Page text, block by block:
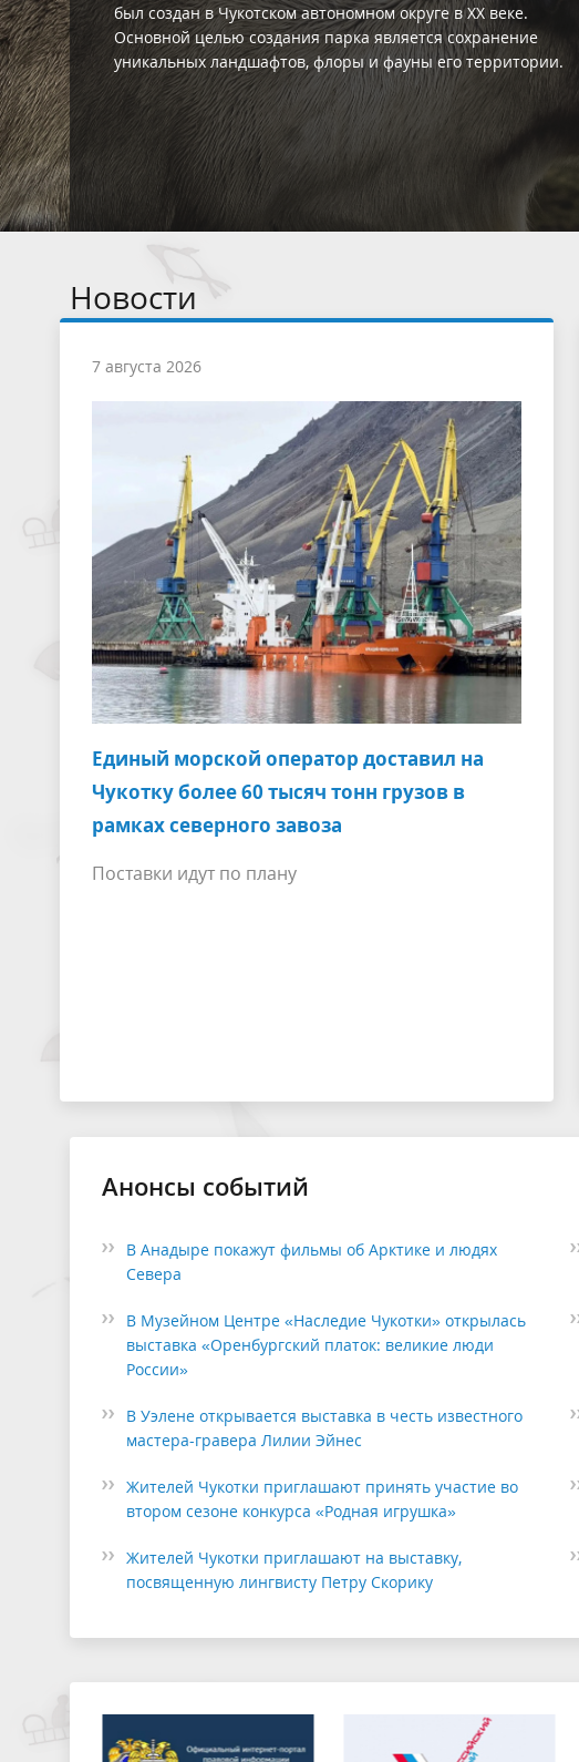
крупнейшее на северо-востоке России озеро. Его
ценность заключается как в красоте, так и в уникальности
происхождения и видового состава фауны озера и флоры
окружающих ландшафтов. Именно с целью их охраны на
данной территории в 2015 году был создан
государственный природный заказник.
Новости
7 августа 2026
Единый морской оператор доставил на
Чукотку более 60 тысяч тонн грузов в
рамках северного завоза
Поставки идут по плану
Анонсы событий
В Анадыре покажут фильмы об Арктике и людях
Севера
В Музейном Центре «Наследие Чукотки» открылась
выставка «Оренбургский платок: великие люди
России»
В Уэлене открывается выставка в честь известного
мастера-гравера Лилии Эйнес
Жителей Чукотки приглашают принять участие во
втором сезоне конкурса «Родная игрушка»
Жителей Чукотки приглашают на выставку,
посвященную лингвисту Петру Скорику